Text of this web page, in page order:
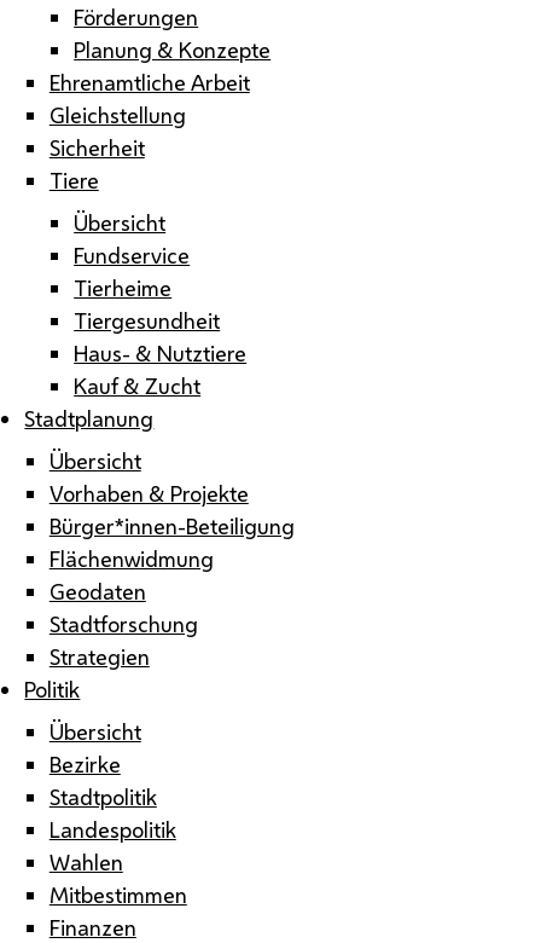
Förderungen
Planung & Konzepte
Ehrenamtliche Arbeit
Gleichstellung
Sicherheit
Tiere
Übersicht
Fundservice
Tierheime
Tiergesundheit
Haus- & Nutztiere
Kauf & Zucht
Stadtplanung
Übersicht
Vorhaben & Projekte
Bürger*innen-Beteiligung
Flächenwidmung
Geodaten
Stadtforschung
Strategien
Politik
Übersicht
Bezirke
Stadtpolitik
Landespolitik
Wahlen
Mitbestimmen
Finanzen